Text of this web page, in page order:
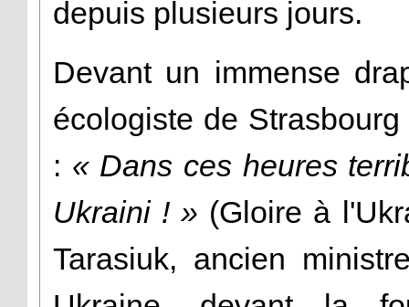
depuis plusieurs jours.
Devant un immense
écologiste de
: « Dans ces heures
Ukraini ! » (Gloire à
Tarasiuk, ancien